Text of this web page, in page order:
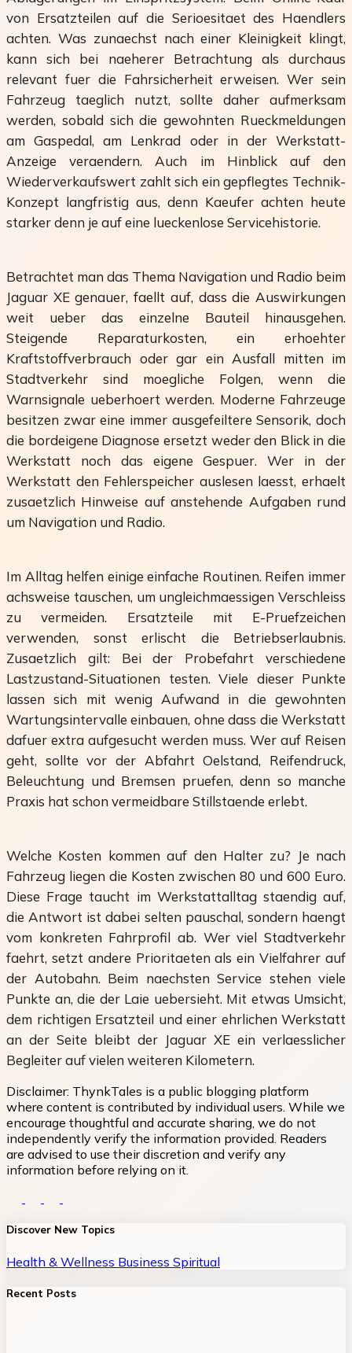
von Ersatzteilen auf die Serioesitaet des Haendlers
achten. Was zunaechst nach einer Kleinigkeit klingt,
kann sich bei naeherer Betrachtung als durchaus
relevant fuer die Fahrsicherheit erweisen. Wer sein
Fahrzeug taeglich nutzt, sollte daher aufmerksam
werden, sobald sich die gewohnten Rueckmeldungen
am Gaspedal, am Lenkrad oder in der Werkstatt-
Anzeige veraendern. Auch im Hinblick auf den
Wiederverkaufswert zahlt sich ein gepflegtes Technik-
Konzept langfristig aus, denn Kaeufer achten heute
starker denn je auf eine lueckenlose Servicehistorie.
Betrachtet man das Thema Navigation und Radio beim
Jaguar XE genauer, faellt auf, dass die Auswirkungen
weit ueber das einzelne Bauteil hinausgehen.
Steigende Reparaturkosten, ein erhoehter
Kraftstoffverbrauch oder gar ein Ausfall mitten im
Stadtverkehr sind moegliche Folgen, wenn die
Warnsignale ueberhoert werden. Moderne Fahrzeuge
besitzen zwar eine immer ausgefeiltere Sensorik, doch
die bordeigene Diagnose ersetzt weder den Blick in die
Werkstatt noch das eigene Gespuer. Wer in der
Werkstatt den Fehlerspeicher auslesen laesst, erhaelt
zusaetzlich Hinweise auf anstehende Aufgaben rund
um Navigation und Radio.
Im Alltag helfen einige einfache Routinen. Reifen immer
achsweise tauschen, um ungleichmaessigen Verschleiss
zu vermeiden. Ersatzteile mit E-Pruefzeichen
verwenden, sonst erlischt die Betriebserlaubnis.
Zusaetzlich gilt: Bei der Probefahrt verschiedene
Lastzustand-Situationen testen. Viele dieser Punkte
lassen sich mit wenig Aufwand in die gewohnten
Wartungsintervalle einbauen, ohne dass die Werkstatt
dafuer extra aufgesucht werden muss. Wer auf Reisen
geht, sollte vor der Abfahrt Oelstand, Reifendruck,
Beleuchtung und Bremsen pruefen, denn so manche
Praxis hat schon vermeidbare Stillstaende erlebt.
Welche Kosten kommen auf den Halter zu? Je nach
Fahrzeug liegen die Kosten zwischen 80 und 600 Euro.
Diese Frage taucht im Werkstattalltag staendig auf,
die Antwort ist dabei selten pauschal, sondern haengt
vom konkreten Fahrprofil ab. Wer viel Stadtverkehr
faehrt, setzt andere Prioritaeten als ein Vielfahrer auf
der Autobahn. Beim naechsten Service stehen viele
Punkte an, die der Laie uebersieht. Mit etwas Umsicht,
dem richtigen Ersatzteil und einer ehrlichen Werkstatt
an der Seite bleibt der Jaguar XE ein verlaesslicher
Begleiter auf vielen weiteren Kilometern.
Disclaimer: ThynkTales is a public blogging platform
where content is contributed by individual users. While we
encourage thoughtful and accurate sharing, we do not
independently verify the information provided. Readers
are advised to use their discretion and verify any
information before relying on it.
Discover New Topics
Health & Wellness Business Spiritual
Recent Posts